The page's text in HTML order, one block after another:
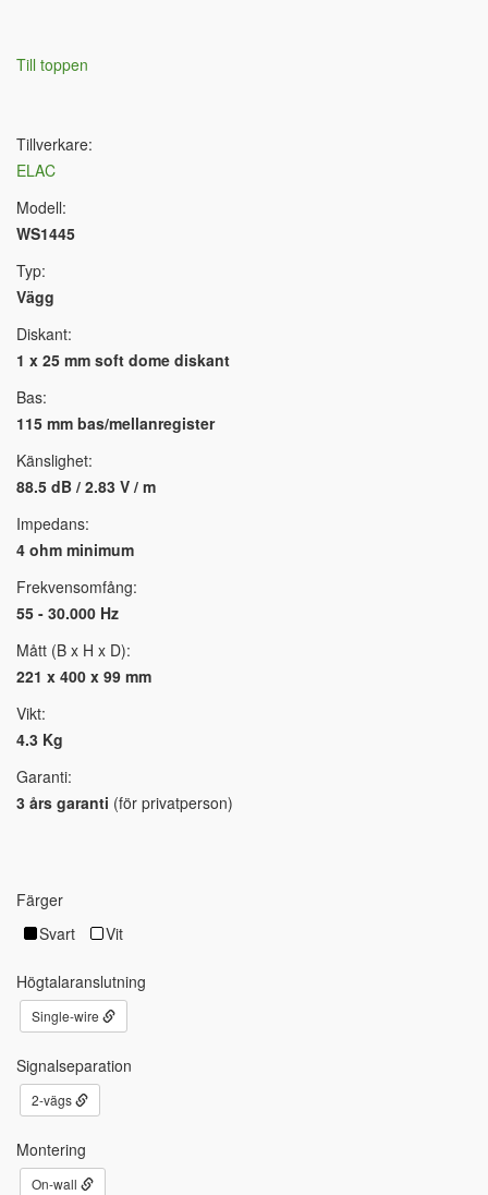
Till toppen
Tillverkare:
ELAC
Modell:
WS1445
Typ:
Vägg
Diskant:
1 x 25 mm soft dome diskant
Bas:
115 mm bas/mellanregister
Känslighet:
88.5 dB / 2.83 V / m
Impedans:
4 ohm minimum
Frekvensomfång:
55 - 30.000 Hz
Mått (B x H x D):
221 x 400 x 99 mm
Vikt:
4.3 Kg
Garanti:
3 års garanti (för privatperson)
Färger
Svart
Vit
Högtalaranslutning
Single-wire
Signalseparation
2-vägs
Montering
On-wall